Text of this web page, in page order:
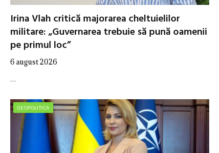
Irina Vlah critică majorarea cheltuielilor
militare: „Guvernarea trebuie să pună oamenii
pe primul loc”
6 august 2026
…
GEOPOLITICA